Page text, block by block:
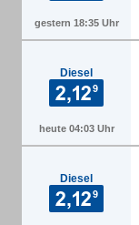
gestern 18:35 Uhr
Diesel
heute 04:03 Uhr
Diesel